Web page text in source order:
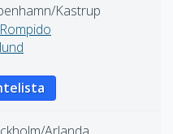
Kastrup